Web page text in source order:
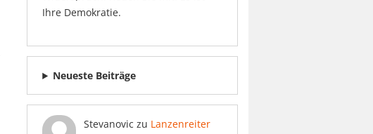
Ihre Demokratie.
Neueste Beiträge
Stevanovic zu Lanzenreiter